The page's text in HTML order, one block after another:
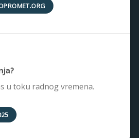
u toku radnog vremena.